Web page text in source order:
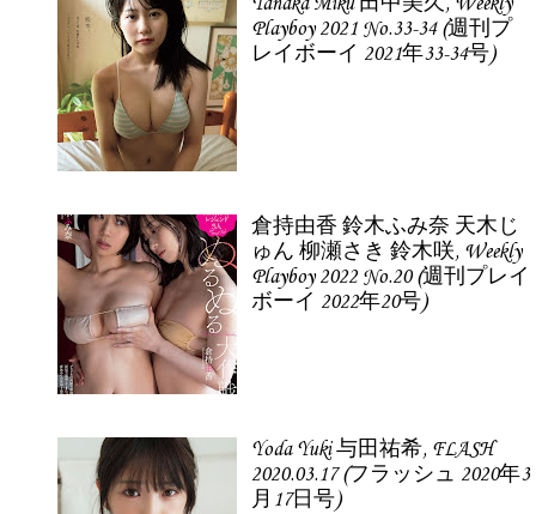
Playboy 2021 No.33-34 (週刊プ
レイボーイ 2021年33-34号)
倉持由香 鈴木ふみ奈 天木じ
ゅん 柳瀬さき 鈴木咲, Weekly
Playboy 2022 No.20 (週刊プレイ
ボーイ 2022年20号)
Yoda Yuki 与田祐希, FLASH
2020.03.17 (フラッシュ 2020年3
月17日号)